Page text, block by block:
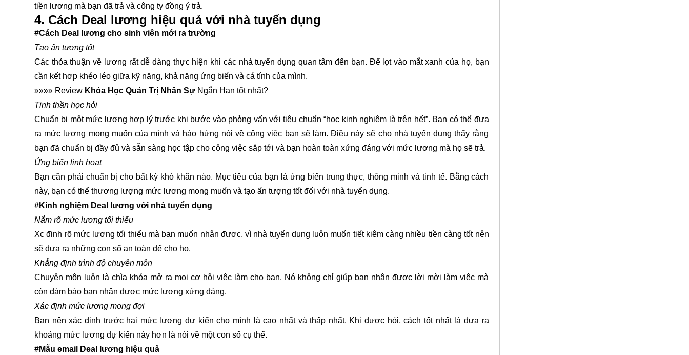
tiền lương mà bạn đã trả và công ty đồng ý trả.
4. Cách Deal lương hiệu quả với nhà tuyển dụng
#Cách Deal lương cho sinh viên mới ra trường
Tạo ấn tượng tốt
Các thỏa thuận về lương rất dễ dàng thực hiện khi các nhà tuyển dụng quan tâm đến bạn. Để lọt vào mắt xanh của họ, bạn
cần kết hợp khéo léo giữa kỹ năng, khả năng ứng biến và cá tính của mình.
»»»» Review Khóa Học Quản Trị Nhân Sự Ngắn Hạn tốt nhất?
Tinh thần học hỏi
Chuẩn bị một mức lương hợp lý trước khi bước vào phỏng vấn với tiêu chuẩn “học kinh nghiệm là trên hết”. Bạn có thể đưa
ra mức lương mong muốn của mình và hào hứng nói về công việc bạn sẽ làm. Điều này sẽ cho nhà tuyển dụng thấy rằng
bạn đã chuẩn bị đầy đủ và sẵn sàng học tập cho công việc sắp tới và bạn hoàn toàn xứng đáng với mức lương mà họ sẽ trả.
Ứng biến linh hoạt
Bạn cần phải chuẩn bị cho bất kỳ khó khăn nào. Mục tiêu của bạn là ứng biến trung thực, thông minh và tinh tế. Bằng cách
này, bạn có thể thương lượng mức lương mong muốn và tạo ấn tượng tốt đối với nhà tuyển dụng.
#Kinh nghiệm Deal lương với nhà tuyển dụng
Nắm rõ mức lương tối thiểu
Xc định rõ mức lương tối thiểu mà bạn muốn nhận được, vì nhà tuyển dụng luôn muốn tiết kiệm càng nhiều tiền càng tốt nên
sẽ đưa ra những con số an toàn để cho họ.
Khẳng định trình độ chuyên môn
Chuyên môn luôn là chìa khóa mở ra mọi cơ hội việc làm cho bạn. Nó không chỉ giúp bạn nhận được lời mời làm việc mà
còn đảm bảo bạn nhận được mức lương xứng đáng.
Xác định mức lương mong đợi
Bạn nên xác định trước hai mức lương dự kiến ​​cho mình là cao nhất và thấp nhất. Khi được hỏi, cách tốt nhất là đưa ra
khoảng mức lương dự kiến ​​này hơn là nói về một con số cụ thể.
#Mẫu email Deal lương hiệu quả